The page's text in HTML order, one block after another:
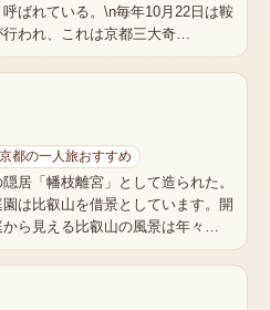
呼ばれている。\n毎年10月22日は鞍
行われ、これは京都三大奇…
都の一人旅おすすめ
居「幡枝離宮」として造られた。
は比叡山を借景としています。開
から見える比叡山の風景は年々…